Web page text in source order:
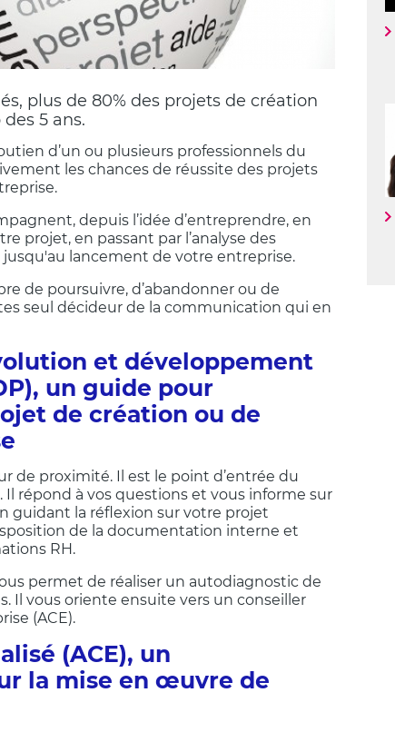
plus de 80% des projets de création
5 ans.
d’un ou plusieurs professionnels du
les chances de réussite des projets
depuis l’idée d’entreprendre, en
projet, en passant par l’analyse des
lancement de votre entreprise.
de poursuivre, d’abandonner ou de
seul décideur de la communication qui en
et développement
un guide pour
de création ou de
de proximité. Il est le point d’entrée du
répond à vos questions et vous informe sur
guidant la réflexion sur votre projet
de la documentation interne et
RH.
permet de réaliser un autodiagnostic de
Il vous oriente ensuite vers un conseiller
(ACE).
(ACE), un
la mise en œuvre de